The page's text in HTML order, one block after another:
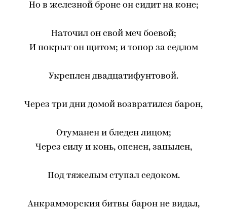
Но в железной броне он сидит на коне;
Наточил он свой меч боевой;
И покрыт он щитом; и топор за седлом
Укреплен двадцатифунтовой.
Через три дни домой возвратился барон,
Отуманен и бледен лицом;
Через силу и конь, опенен, запылен,
Под тяжелым ступал седоком.
Анкрамморския битвы барон не видал,